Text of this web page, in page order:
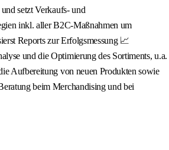
setzt Verkaufs- und
inkl. aller B2C-Maßnahmen um
Reports zur Erfolgsmessung 📈
und die Optimierung des Sortiments, u.a.
Aufbereitung von neuen Produkten sowie
beim Merchandising und bei